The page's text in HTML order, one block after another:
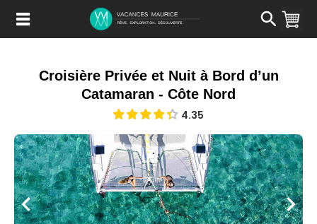
Contenu
Croisière Privée et Nuit à Bord d’un
Catamaran - Côte Nord
4.35